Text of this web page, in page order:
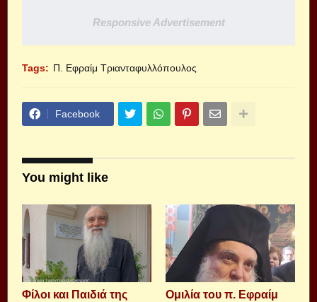
Responsive Advertisement
Tags: Π. Εφραίμ Τριανταφυλλόπουλος
Facebook
You might like
Φίλοι και Παιδιά της
Ομιλία του π. Εφραίμ